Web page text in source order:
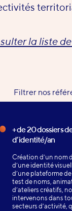
la liste
Filtrer nos
+ de 20 dossiers
d’identité/an
Création d’un nom
d’une identité
d’une plateforme
test de noms,
d’ateliers créatifs,
intervenons dans
secteurs d’activité,